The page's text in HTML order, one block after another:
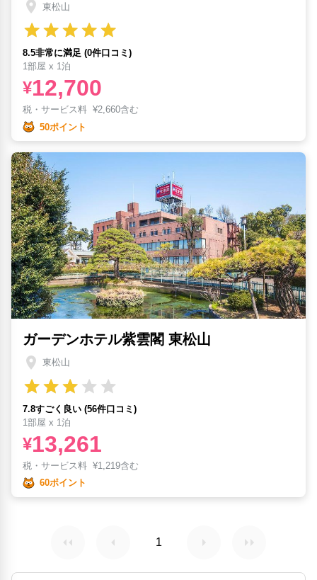
東松山
8.5非常に満足 (0件口コミ)
1部屋 x 1泊
¥12,700
税・サービス料 ¥2,660含む
50ポイント
ガーデンホテル紫雲閣 東松山
東松山
7.8すごく良い (56件口コミ)
1部屋 x 1泊
¥13,261
税・サービス料 ¥1,219含む
60ポイント
1